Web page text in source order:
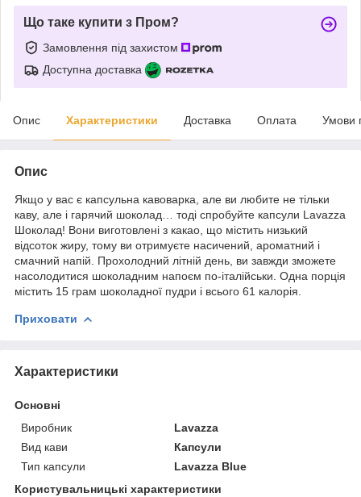
Що таке купити з Пром?
Замовлення під захистом
Доступна доставка
Опис Характеристики Доставка Оплата Умови
Опис
Якщо у вас є капсульна кавоварка, але ви любите не тільки
каву, але і гарячий шоколад… тоді спробуйте капсули Lavazza
Шоколад! Вони виготовлені з какао, що містить низький
відсоток жиру, тому ви отримуєте насичений, ароматний і
смачний напій. Прохолодний літній день, ви завжди зможете
насолодитися шоколадним напоєм по-італійськи. Одна порція
містить 15 грам шоколадної пудри і всього 61 калорія.
Приховати
Характеристики
Основні
Виробник
Lavazza
Вид кави
Капсули
Тип капсули
Lavazza Blue
Користувальницькі характеристики